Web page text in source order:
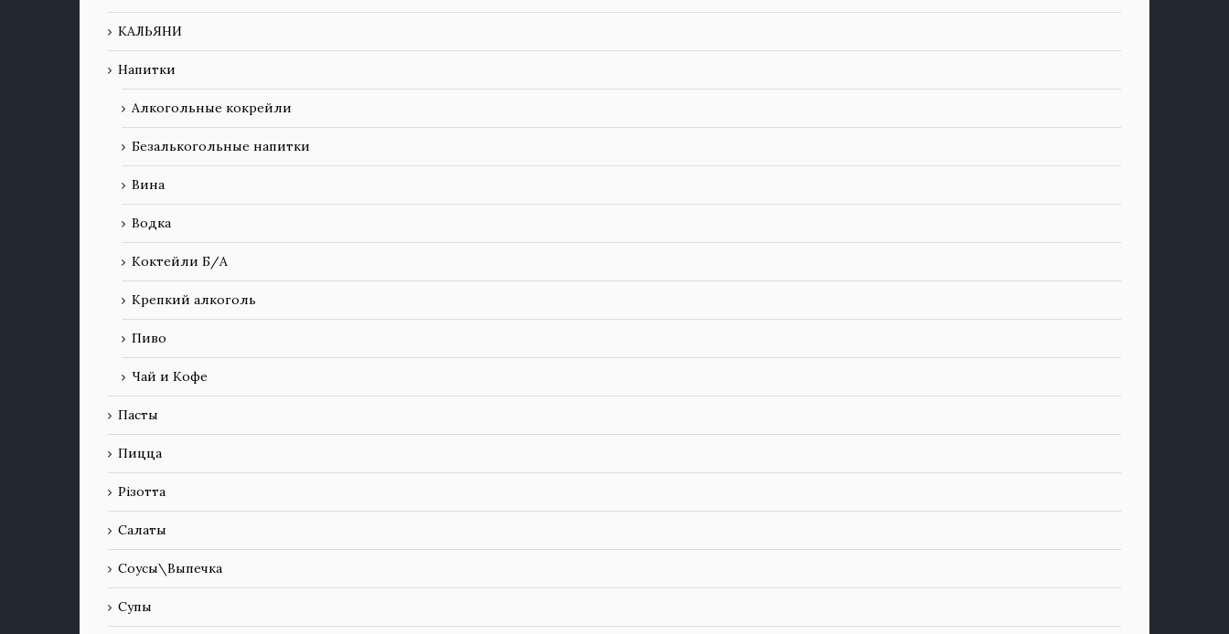
КАЛЬЯНИ
Напитки
Алкогольные кокрейли
Безалькогольные напитки
Вина
Водка
Коктейли Б/А
Крепкий алкоголь
Пиво
Чай и Кофе
Пасты
Пицца
Різотта
Салаты
Соусы\Выпечка
Супы